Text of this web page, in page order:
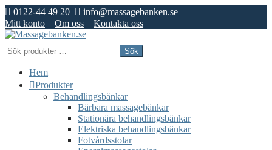
0122-44 49 20
info@massagebanken.se
Mitt konto
Om oss
Kontakta oss
Hoppa
till
navigering
Hoppa
till
innehåll
Sök
efter:
Sök
Hem
Produkter
Behandlingsbänkar
Bärbara massagebänkar
Stationära behandlingsbänkar
Elektriska behandlingsbänkar
Fotvårdsstolar